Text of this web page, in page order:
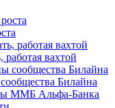
вахтой
Билайна